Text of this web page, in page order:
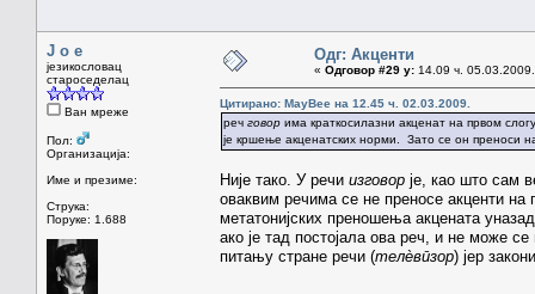
J o e
језикословац
староседелац
Ван мреже
Пол:
Организација:
Име и презиме:
Струка:
Поруке: 1.688
Одг: Акценти
« Одговор #29 у: 14.09 ч.
Цитирано: MayBee на 12.45 ч. 02.03.2009.
реч говор има краткосилазни акценат на првом
је кршење акценатских норми. Зато се он преноси
Није тако. У речи изговор је, као што сам
оваквим речима се не преносе акценти на
метатонијских преношења акцената
ако је тад постојала ова реч, и не може
питању стране речи (телèвӣзор) јер